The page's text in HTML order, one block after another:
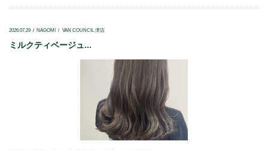
2026.07.29 NAGOMI VAN COUNCIL 津店
ミルクティベージュ...